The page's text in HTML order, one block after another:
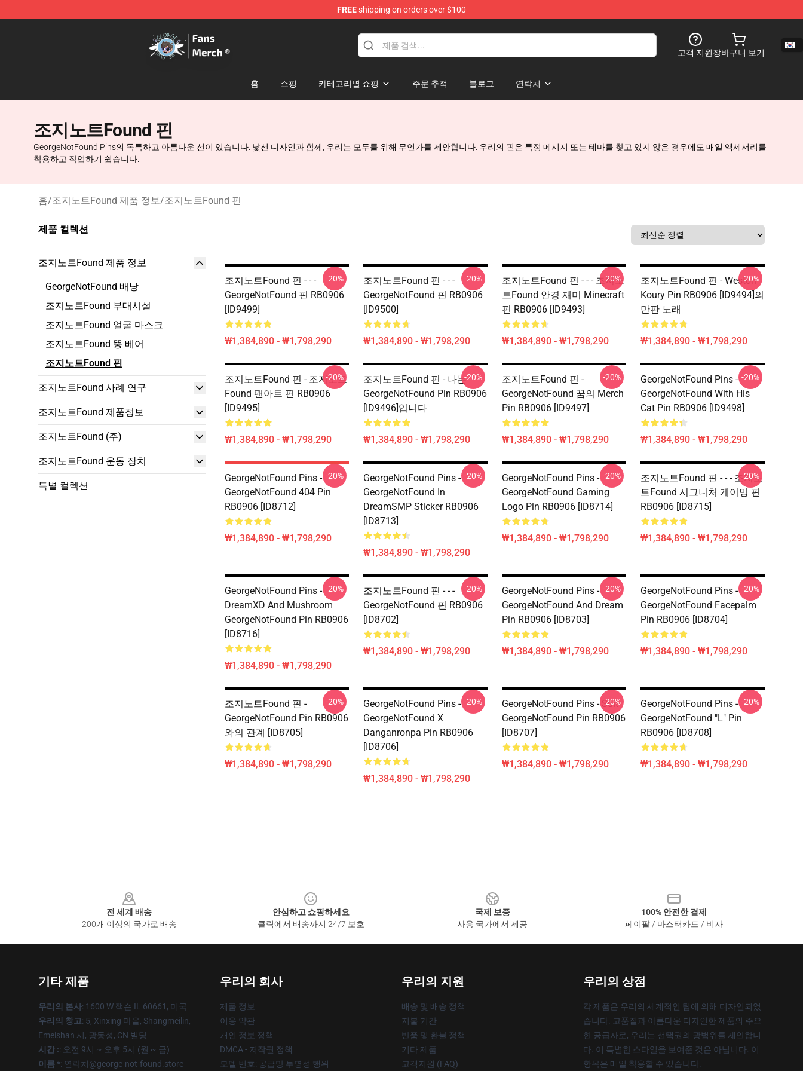
FREEshipping on orders over $100
고객 지원장바구니 보기
홈 쇼핑 카테고리별 쇼핑 주문 추적 블로그 연락처
조지노트Found 핀
GeorgeNotFound Pins의 독특하고 아름다운 선이 있습니다. 낯선 디자인과 함께, 우리는 모두를 위해 무언가를 제안합니다. 우리의 핀은 특정 메시지 또는 테마를 찾고 있지 않은 경우에도 매일 액세서리를
착용하고 작업하기 쉽습니다.
홈/조지노트Found 제품 정보/조지노트Found 핀
제품 컬렉션
조지노트Found 제품 정보
GeorgeNotFound 배낭
조지노트Found 부대시설
조지노트Found 얼굴 마스크
조지노트Found 뚱 베어
조지노트Found 핀
조지노트Found 사례 연구
조지노트Found 제품정보
조지노트Found (주)
조지노트Found 운동 장치
특별 컬렉션
조지노트Found 핀 - - -
GeorgeNotFound 핀 RB0906
[ID9499]
₩1,384,890 - ₩1,798,290
-20%
조지노트Found 핀 - - -
GeorgeNotFound 핀 RB0906
[ID9500]
₩1,384,890 - ₩1,798,290
-20%
조지노트Found 핀 - - - 조지노
트Found 안경 재미 Minecraft
핀 RB0906 [ID9493]
₩1,384,890 - ₩1,798,290
-20%
조지노트Found 핀 - Weston
Koury Pin RB0906 [ID9494]의
만판 노래
₩1,384,890 - ₩1,798,290
-20%
조지노트Found 핀 - 조지노트
Found 팬아트 핀 RB0906
[ID9495]
₩1,384,890 - ₩1,798,290
-20%
조지노트Found 핀 - 나는
GeorgeNotFound Pin RB0906
[ID9496]입니다
₩1,384,890 - ₩1,798,290
-20%
조지노트Found 핀 -
GeorgeNotFound 꿈의 Merch
Pin RB0906 [ID9497]
₩1,384,890 - ₩1,798,290
-20%
GeorgeNotFound Pins -
GeorgeNotFound With His
Cat Pin RB0906 [ID9498]
₩1,384,890 - ₩1,798,290
-20%
GeorgeNotFound Pins -
GeorgeNotFound 404 Pin
RB0906 [ID8712]
₩1,384,890 - ₩1,798,290
-20%
GeorgeNotFound Pins -
GeorgeNotFound In
DreamSMP Sticker RB0906
[ID8713]
₩1,384,890 - ₩1,798,290
-20%
GeorgeNotFound Pins -
GeorgeNotFound Gaming
Logo Pin RB0906 [ID8714]
₩1,384,890 - ₩1,798,290
-20%
조지노트Found 핀 - - - 조지노
트Found 시그니처 게이밍 핀
RB0906 [ID8715]
₩1,384,890 - ₩1,798,290
-20%
GeorgeNotFound Pins -
DreamXD And Mushroom
GeorgeNotFound Pin RB0906
[ID8716]
₩1,384,890 - ₩1,798,290
-20%
조지노트Found 핀 - - -
GeorgeNotFound 핀 RB0906
[ID8702]
₩1,384,890 - ₩1,798,290
-20%
GeorgeNotFound Pins -
GeorgeNotFound And Dream
Pin RB0906 [ID8703]
₩1,384,890 - ₩1,798,290
-20%
GeorgeNotFound Pins -
GeorgeNotFound Facepalm
Pin RB0906 [ID8704]
₩1,384,890 - ₩1,798,290
-20%
조지노트Found 핀 -
GeorgeNotFound Pin RB0906
와의 관계 [ID8705]
₩1,384,890 - ₩1,798,290
-20%
GeorgeNotFound Pins -
GeorgeNotFound X
Danganronpa Pin RB0906
[ID8706]
₩1,384,890 - ₩1,798,290
-20%
GeorgeNotFound Pins - Suit
GeorgeNotFound Pin RB0906
[ID8707]
₩1,384,890 - ₩1,798,290
-20%
GeorgeNotFound Pins -
GeorgeNotFound "L" Pin
RB0906 [ID8708]
₩1,384,890 - ₩1,798,290
-20%
전 세계 배송
200개 이상의 국가로 배송
안심하고 쇼핑하세요
클릭에서 배송까지 24/7 보호
국제 보증
사용 국가에서 제공
100% 안전한 결제
페이팔 / 마스터카드 / 비자
기타 제품
우리의 본사: 1600 W 잭슨 IL 60661, 미국
우리의 창고: 5, Xinxing 마을, Shangmeilin,
Emeishan 시, 광동성, CN 빌딩
시간 :: 오전 9시 ~ 오후 5시 (월 ~ 금)
이름 *: 연락처@george-not-found.store
우리의 회사
제품 정보
이용 약관
개인 정보 정책
DMCA - 저작권 정책
모델 번호: 공급망 투명성 행위
우리의 지원
배송 및 배송 정책
지불 기간
반품 및 환불 정책
기타 제품
고객지원 (FAQ)
우리의 상점
각 제품은 우리의 세계적인 팀에 의해 디자인되었
습니다. 고품질과 아름다운 디자인한 제품의 주요
한 공급자로, 우리는 선택권의 광범위를 제안합니
다. 이 특별한 스타일을 보여준 것은 아닙니다. 이
항목은 매일 착용할 수 있습니다.